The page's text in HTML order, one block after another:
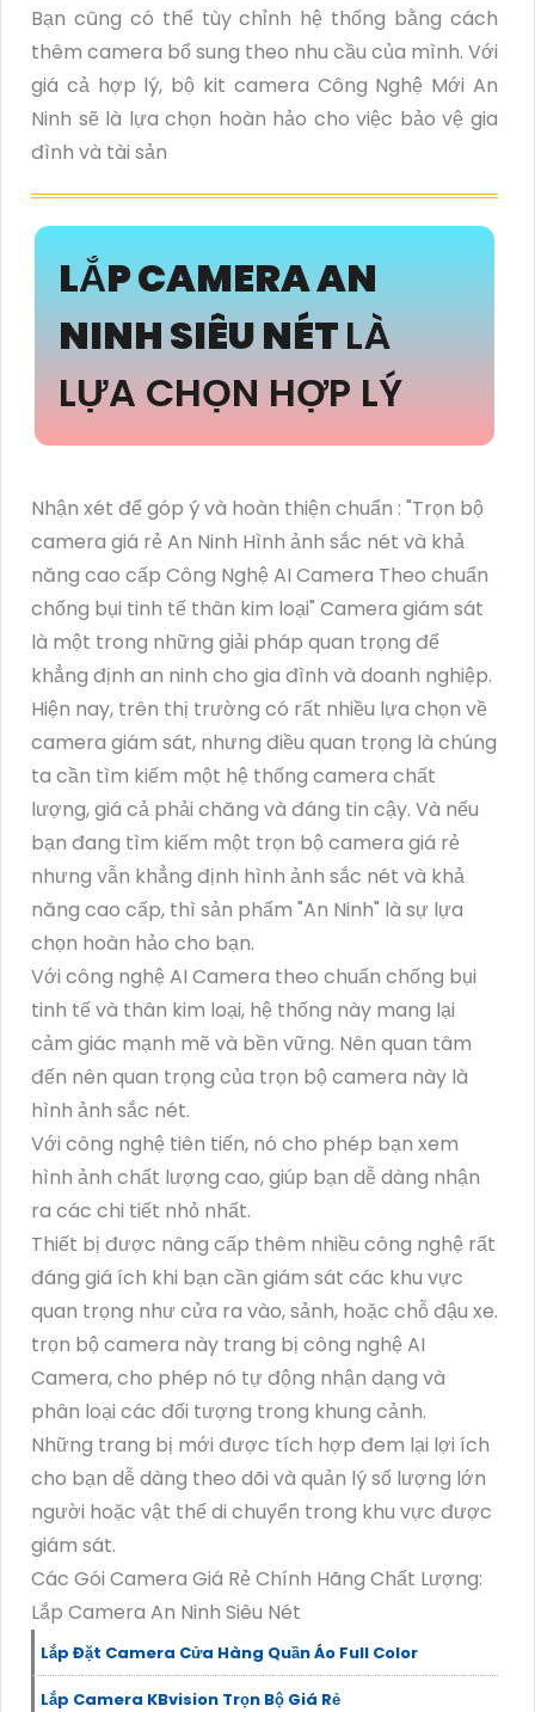
Bạn cũng có thể tùy chỉnh hệ thống bằng cách
thêm camera bổ sung theo nhu cầu của mình. Với
giá cả hợp lý, bộ kit camera Công Nghệ Mới An
Ninh sẽ là lựa chọn hoàn hảo cho việc bảo vệ gia
đình và tài sản
LẮP CAMERA AN
NINH SIÊU NÉTLÀ
LỰA CHỌN HỢP LÝ
Nhận xét để góp ý và hoàn thiện chuẩn : "Trọn bộ
camera giá rẻ An Ninh Hình ảnh sắc nét và khả
năng cao cấp Công Nghệ AI Camera Theo chuẩn
chống bụi tinh tế thân kim loại" Camera giám sát
là một trong những giải pháp quan trọng để
khẳng định an ninh cho gia đình và doanh nghiệp.
Hiện nay, trên thị trường có rất nhiều lựa chọn về
camera giám sát, nhưng điều quan trọng là chúng
ta cần tìm kiếm một hệ thống camera chất
lượng, giá cả phải chăng và đáng tin cậy. Và nếu
bạn đang tìm kiếm một trọn bộ camera giá rẻ
nhưng vẫn khẳng định hình ảnh sắc nét và khả
năng cao cấp, thì sản phẩm "An Ninh" là sự lựa
chọn hoàn hảo cho bạn.
Với công nghệ AI Camera theo chuẩn chống bụi
tinh tế và thân kim loại, hệ thống này mang lại
cảm giác mạnh mẽ và bền vững. Nên quan tâm
đến nên quan trọng của trọn bộ camera này là
hình ảnh sắc nét.
Với công nghệ tiên tiến, nó cho phép bạn xem
hình ảnh chất lượng cao, giúp bạn dễ dàng nhận
ra các chi tiết nhỏ nhất.
Thiết bị được nâng cấp thêm nhiều công nghệ rất
đáng giá ích khi bạn cần giám sát các khu vực
quan trọng như cửa ra vào, sảnh, hoặc chỗ đậu xe.
trọn bộ camera này trang bị công nghệ AI
Camera, cho phép nó tự động nhận dạng và
phân loại các đối tượng trong khung cảnh.
Những trang bị mới được tích hợp đem lại lợi ích
cho bạn dễ dàng theo dõi và quản lý số lượng lớn
người hoặc vật thể di chuyển trong khu vực được
giám sát.
Các Gói Camera Giá Rẻ Chính Hãng Chất Lượng:
Lắp Camera An Ninh Siêu Nét
Lắp Đặt Camera Cửa Hàng Quần Áo Full Color
Lắp Camera KBvision Trọn Bộ Giá Rẻ